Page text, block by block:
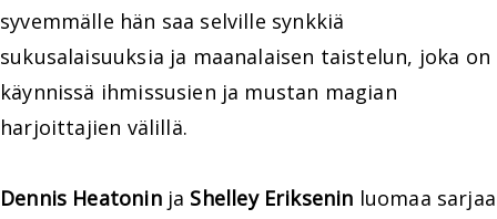
syvemmälle hän saa selville synkkiä
sukusalaisuuksia ja maanalaisen taistelun, joka on
käynnissä ihmissusien ja mustan magian
harjoittajien välillä.
Dennis Heatoninja Shelley Eriksenin luomaa sarjaa